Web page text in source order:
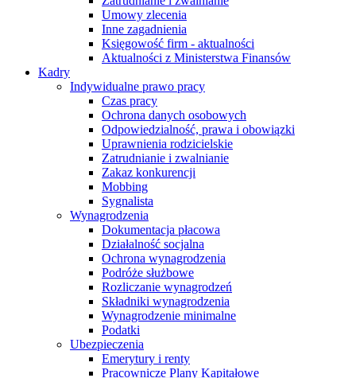
Umowy zlecenia
Inne zagadnienia
Księgowość firm - aktualności
Aktualności z Ministerstwa Finansów
Kadry
Indywidualne prawo pracy
Czas pracy
Ochrona danych osobowych
Odpowiedzialność, prawa i obowiązki
Uprawnienia rodzicielskie
Zatrudnianie i zwalnianie
Zakaz konkurencji
Mobbing
Sygnalista
Wynagrodzenia
Dokumentacja płacowa
Działalność socjalna
Ochrona wynagrodzenia
Podróże służbowe
Rozliczanie wynagrodzeń
Składniki wynagrodzenia
Wynagrodzenie minimalne
Podatki
Ubezpieczenia
Emerytury i renty
Pracownicze Plany Kapitałowe